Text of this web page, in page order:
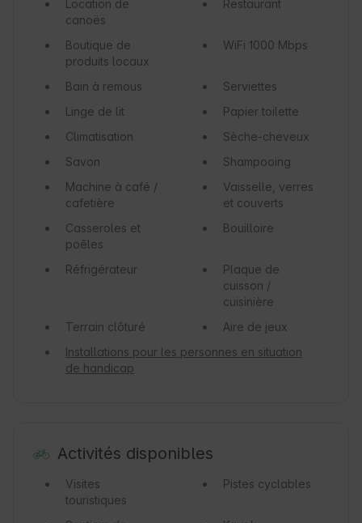
Location de
canoës
Restaurant
Boutique de
produits locaux
WiFi 1000 Mbps
Bain à remous
Serviettes
Linge de lit
Papier toilette
Climatisation
Sèche-cheveux
Savon
Shampooing
Machine à café /
cafetière
Vaisselle, verres
et couverts
Casseroles et
poêles
Bouilloire
Réfrigérateur
Plaque de
cuisson /
cuisinière
Terrain clôturé
Aire de jeux
Installations pour les personnes en situation
de handicap
Activités disponibles
Visites
touristiques
Pistes cyclables